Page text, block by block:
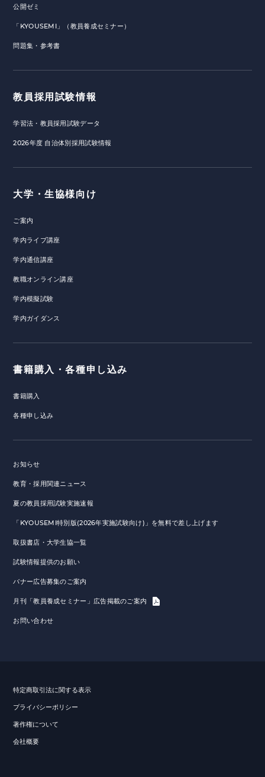
公開ゼミ
「KYOUSEMI」（教員養成セミナー）
問題集・参考書
教員採用試験情報
学習法・教員採用試験データ
2026年度 自治体別採用試験情報
大学・生協様向け
ご案内
学内ライブ講座
学内通信講座
教職オンライン講座
学内模擬試験
学内ガイダンス
書籍購入・各種申し込み
書籍購入
各種申し込み
お知らせ
教育・採用関連ニュース
夏の教員採用試験実施速報
「KYOUSEMI特別版(2026年実施試験向け)」を無料で差し上げます
取扱書店・大学生協一覧
試験情報提供のお願い
バナー広告募集のご案内
月刊「教員養成セミナー」広告掲載のご案内
お問い合わせ
特定商取引法に関する表示
プライバシーポリシー
著作権について
会社概要